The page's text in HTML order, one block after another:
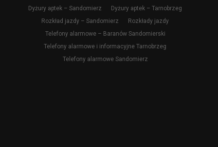
Dyżury aptek – Sandomierz
Dyżury aptek – Tarnobrzeg
Rozkład jazdy – Sandomierz
Rozkłady jazdy
Telefony alarmowe – Baranów Sandomierski
Telefony alarmowe i informacyjne Tarnobrzeg
Telefony alarmowe Sandomierz